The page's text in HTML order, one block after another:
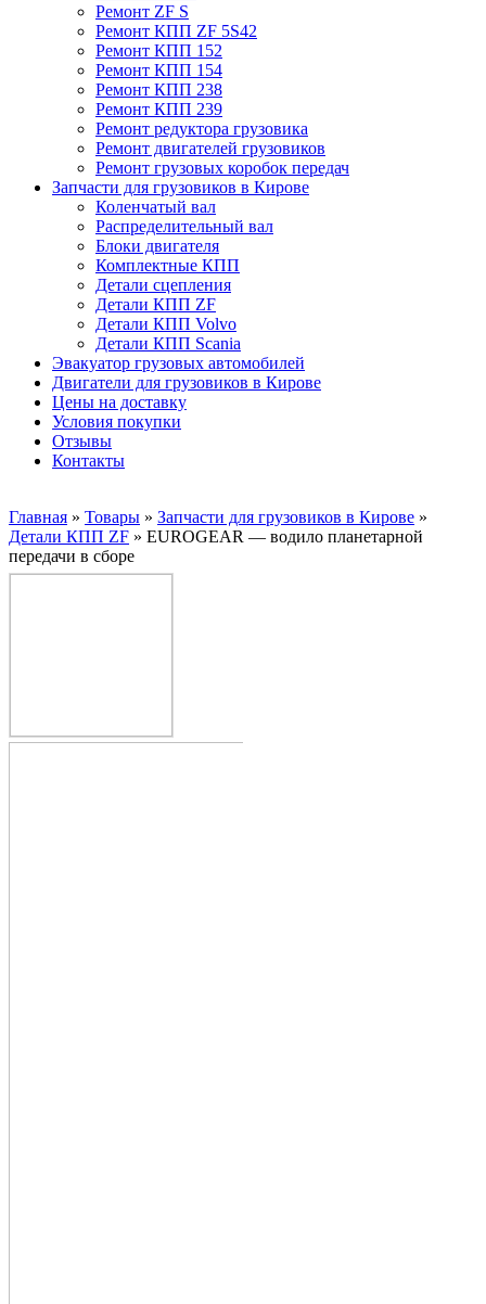
Ремонт ZF S
Ремонт КПП ZF 5S42
Ремонт КПП 152
Ремонт КПП 154
Ремонт КПП 238
Ремонт КПП 239
Ремонт редуктора грузовика
Ремонт двигателей грузовиков
Ремонт грузовых коробок передач
Запчасти для грузовиков в Кирове
Коленчатый вал
Распределительный вал
Блоки двигателя
Комплектные КПП
Детали сцепления
Детали КПП ZF
Детали КПП Volvo
Детали КПП Scania
Эвакуатор грузовых автомобилей
Двигатели для грузовиков в Кирове
Цены на доставку
Условия покупки
Отзывы
Контакты
Главная » Товары » Запчасти для грузовиков в Кирове »
Детали КПП ZF » EUROGEAR — водило планетарной
передачи в сборе